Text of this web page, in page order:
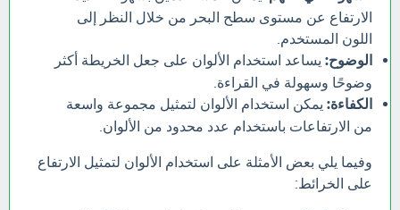
الارتفاع عن مستوى سطح البحر من خلال النظر إلى
اللون المستخدم.
الوضوح: يساعد استخدام الألوان على جعل الخريطة أكثر
وضوحًا وسهولة في القراءة.
الكفاءة: يمكن استخدام الألوان لتمثيل مجموعة واسعة
من الارتفاعات باستخدام عدد محدود من الألوان.
وفيما يلي بعض الأمثلة على استخدام الألوان لتمثيل الارتفاع
على الخرائط: